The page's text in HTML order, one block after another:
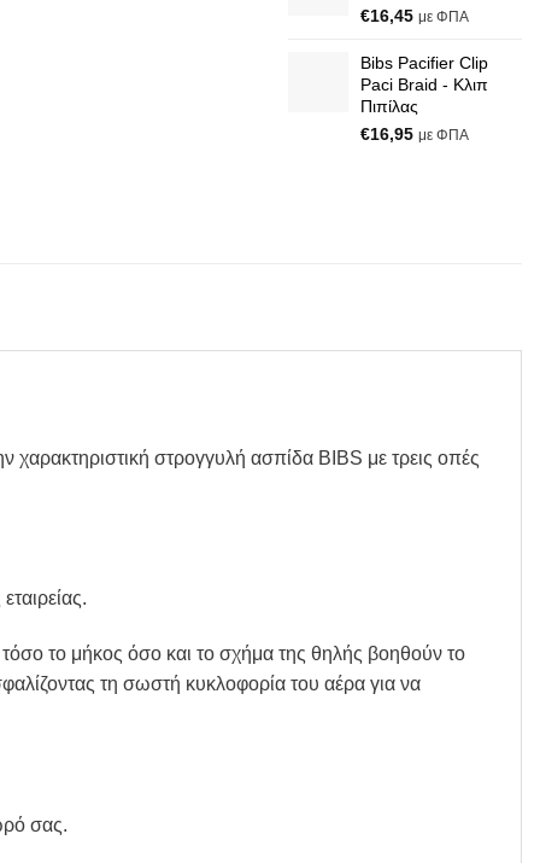
€16,45 με ΦΠΑ
Bibs Pacifier Clip
Paci Braid - Κλιπ
Πιπίλας
€16,95 με ΦΠΑ
χαρακτηριστική στρογγυλή ασπίδα BIBS με τρεις οπές
τόσο το μήκος όσο και το σχήμα της θηλής βοηθούν το
τη σωστή κυκλοφορία του αέρα για να
σας.